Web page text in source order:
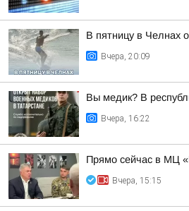
В пятницу в Челнах
Вчера, 20:09
Вы медик? В
Вчера, 16:22
Прямо сейчас в МЦ
Вчера, 15:15